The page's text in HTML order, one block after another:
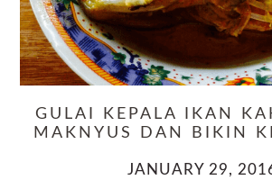
GULAI KEPALA IKAN
MAKNYUS DAN BIKIN
JANUARY 29,